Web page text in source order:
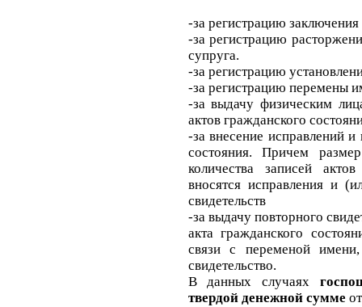
-за регистрацию
-за регистрацию
супруга.
-за регистрацию
-за регистрацию перемены
-за выдачу физическим
актов гражданского
-за внесение исправлений
состояния. Причем
количества записей
вносятся исправления и
свидетельств
-за выдачу повторного
акта гражданского
связи с переменой
свидетельство.
В данных случаях
твердой денежной сумме